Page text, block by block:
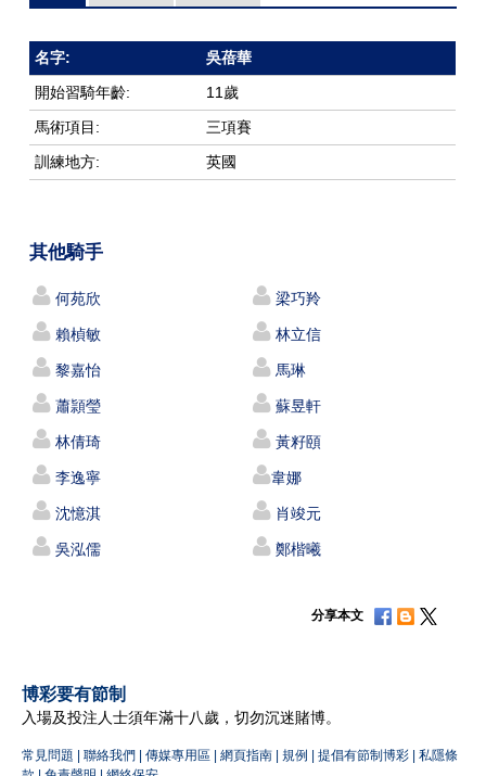
名字:
吳蓓華
開始習騎年齡:
11歲
馬術項目:
三項賽
訓練地方:
英國
其他騎手
何苑欣 梁巧羚
賴楨敏 林立信
黎嘉怡 馬琳
蕭頴瑩 蘇昱軒
林倩琦 黃籽頤
李逸寧 韋娜
沈憶淇 肖竣元
吳泓儒 鄭楷曦
分享本文
博彩要有節制
入場及投注人士須年滿十八歲，切勿沉迷賭博。
常見問題 聯絡我們 傳媒專用區 網頁指南 規例 提倡有節制博彩
私隱條